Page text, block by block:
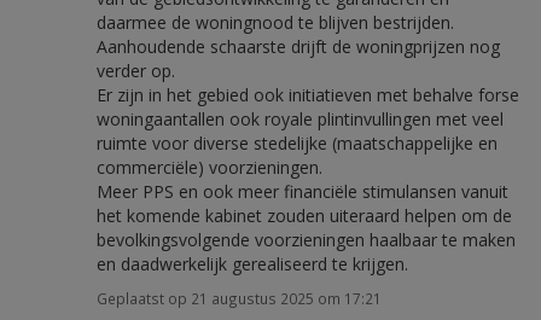
daarmee de woningnood te blijven bestrijden.
Aanhoudende schaarste drijft de woningprijzen nog
verder op.
Er zijn in het gebied ook initiatieven met behalve forse
woningaantallen ook royale plintinvullingen met veel
ruimte voor diverse stedelijke (maatschappelijke en
commerciële) voorzieningen.
Meer PPS en ook meer financiële stimulansen vanuit
het komende kabinet zouden uiteraard helpen om de
bevolkingsvolgende voorzieningen haalbaar te maken
en daadwerkelijk gerealiseerd te krijgen.
Geplaatst op 21 augustus 2025 om 17:21